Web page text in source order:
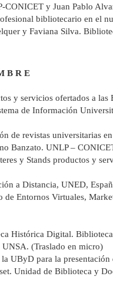
y Juan Pablo
bibliotecario en el
y Faviana Silva.
B R E
y servicios ofertados a
de Información
de revistas universitarias
Banzato. UNLP –
y Stands productos y
a Distancia, UNED,
de Entornos Virtuales,
Histórica Digital.
(Traslado en micro)
la UByD para la
Unidad de Biblioteca y